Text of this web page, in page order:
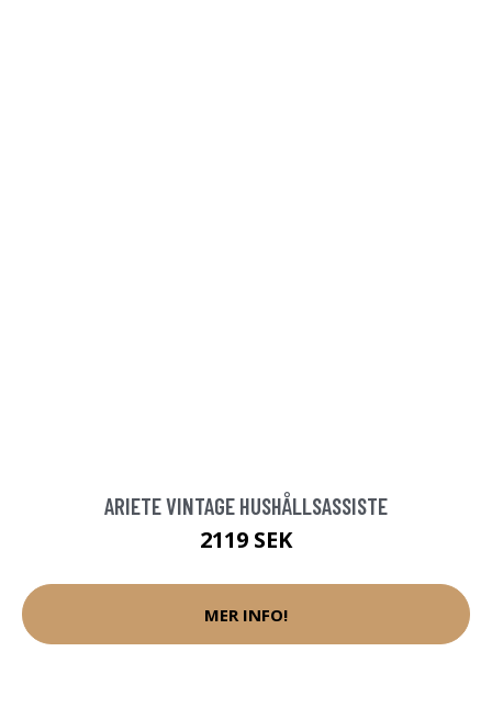
ARIETE VINTAGE HUSHÅLLSASSISTE
2119 SEK
MER INFO!